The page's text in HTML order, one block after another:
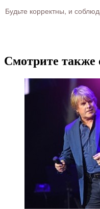
Будьте корректны, и
Смотрите также